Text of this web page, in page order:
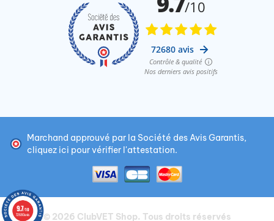
Marchand approuvé par la Société des Avis Garantis,
cliquez ici pour vérifier l'attestation.
© 2026 ClubVET Shop. Tous droits réservés
9.7/10
72680 avis